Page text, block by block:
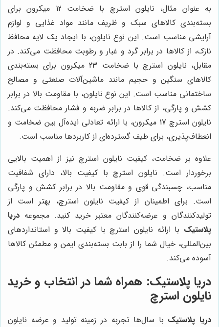
به عنوان مثال، نایلون استرچ با ضخامت 12 میکرون برای
بسته‌بندی کالاهای سبک و ظریف مانند مواد غذایی و لوازم
آرایشی مناسب است. این نوع نایلون، با ایجاد یک لایه محافظ
نازک، از کالاها در برابر گرد و غبار و رطوبت محافظت می‌کند. در
مقابل، نایلون استرچ با ضخامت 23 میکرون برای بسته‌بندی
کالاهای سنگین و حجیم مانند ماشین‌آلات صنعتی و مصالح
ساختمانی مناسب است. این نوع نایلون، با مقاومت بالا در برابر
کشش و پارگی، از کالاها در برابر ضربه و فشار محافظت می‌کند.
نایلون استرچ 17 میکرون، با ارائه تعادلی ایده‌آل بین ضخامت و
انعطاف‌پذیری، برای طیف گسترده‌ای از کاربردها مناسب است.
علاوه بر ضخامت، کیفیت نایلون استرچ نیز از اهمیت بالایی
برخوردار است. نایلون استرچ با کیفیت بالا، دارای شفافیت
مناسب، چسبندگی قوی و مقاومت بالا در برابر کشش و پارگی
است. برای اطمینان از کیفیت نایلون استرچ، بهتر است از
تولیدکنندگان و عرضه‌کنندگان معتبر خرید کنید. مجموعه دریا
پلاستیک با ارائه نایلون استرچ با کیفیت بالا و استانداردهای
بین‌المللی، خیال شما را از بابت بسته‌بندی ایمن و مطمئن کالاها
آسوده می‌کند.
دریا پلاستیک: همراه شما در انتخاب و خرید
نایلون استرچ
دریا پلاستیک با سال‌ها تجربه در زمینه تولید و عرضه نایلون